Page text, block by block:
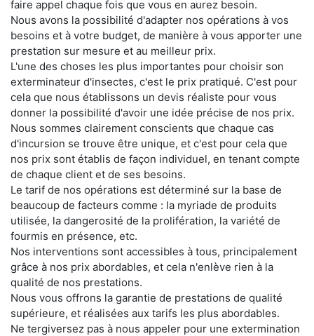
faire appel chaque fois que vous en aurez besoin.
Nous avons la possibilité d'adapter nos opérations à vos
besoins et à votre budget, de manière à vous apporter une
prestation sur mesure et au meilleur prix.
L'une des choses les plus importantes pour choisir son
exterminateur d'insectes, c'est le prix pratiqué. C'est pour
cela que nous établissons un devis réaliste pour vous
donner la possibilité d'avoir une idée précise de nos prix.
Nous sommes clairement conscients que chaque cas
d'incursion se trouve être unique, et c'est pour cela que
nos prix sont établis de façon individuel, en tenant compte
de chaque client et de ses besoins.
Le tarif de nos opérations est déterminé sur la base de
beaucoup de facteurs comme : la myriade de produits
utilisée, la dangerosité de la prolifération, la variété de
fourmis en présence, etc.
Nos interventions sont accessibles à tous, principalement
grâce à nos prix abordables, et cela n'enlève rien à la
qualité de nos prestations.
Nous vous offrons la garantie de prestations de qualité
supérieure, et réalisées aux tarifs les plus abordables.
Ne tergiversez pas à nous appeler pour une extermination